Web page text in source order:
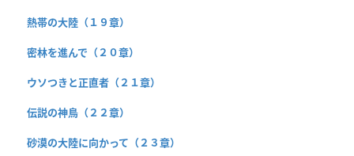
熱帯の大陸（１９章）
密林を進んで（２０章）
ウソつきと正直者（２１章）
伝説の神鳥（２２章）
砂漠の大陸に向かって（２３章）